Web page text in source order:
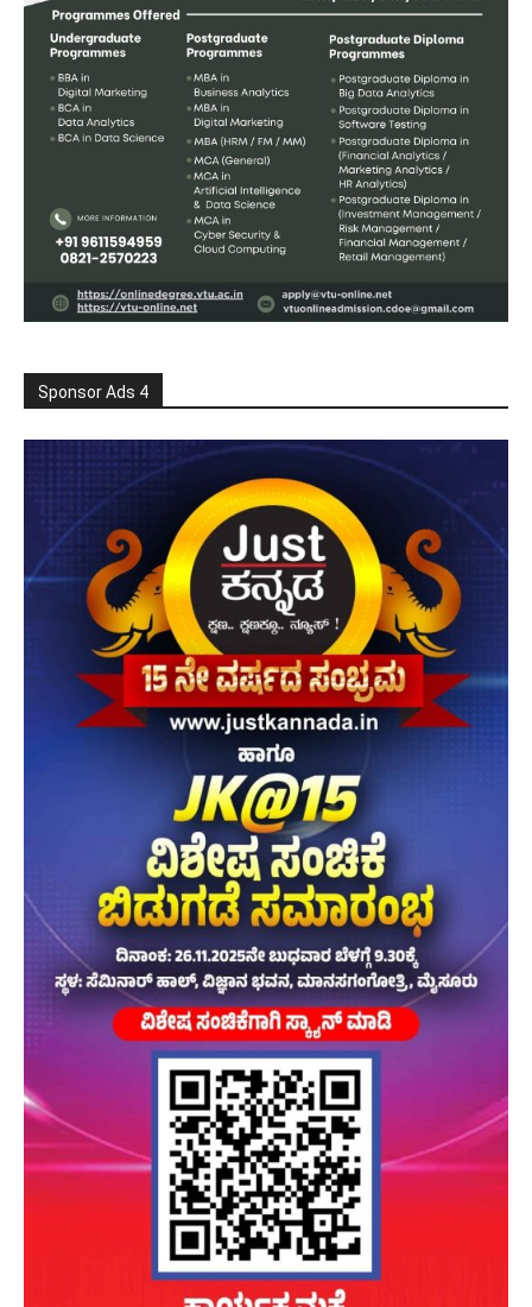
Sponsor Ads 4